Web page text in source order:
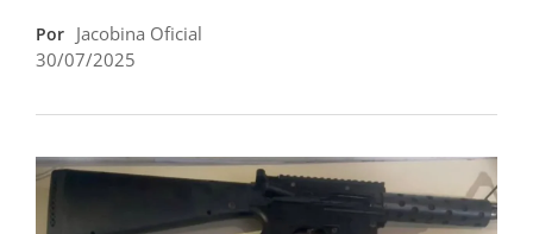
Por Jacobina Oficial
30/07/2025